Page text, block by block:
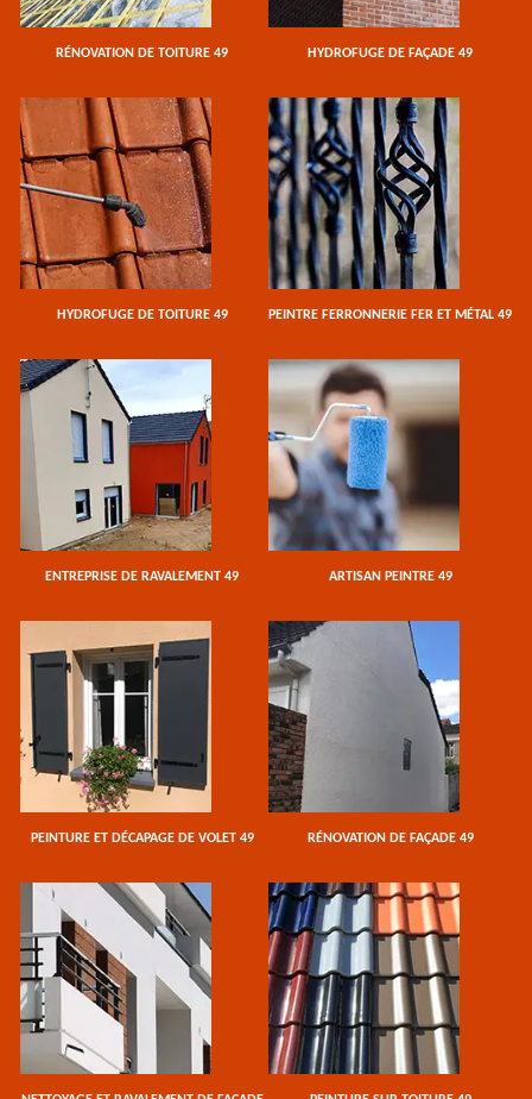
RÉNOVATION DE TOITURE 49 HYDROFUGE DE FAÇADE 49
HYDROFUGE DE TOITURE 49 PEINTRE FERRONNERIE FER ET MÉTAL 49
ENTREPRISE DE RAVALEMENT 49 ARTISAN PEINTRE 49
PEINTURE ET DÉCAPAGE DE VOLET 49 RÉNOVATION DE FAÇADE 49